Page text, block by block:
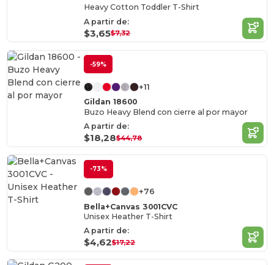
Heavy Cotton Toddler T-Shirt
A partir de:
$3,65$7,32
-59%
+11
Gildan 18600
Buzo Heavy Blend con cierre al por mayor
A partir de:
$18,28$44,78
-73%
+76
Bella+Canvas 3001CVC
Unisex Heather T-Shirt
A partir de:
$4,62$17,22